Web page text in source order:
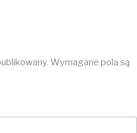
Wymagane pola są